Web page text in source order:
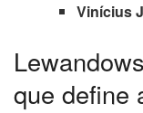
Vinícius
que define